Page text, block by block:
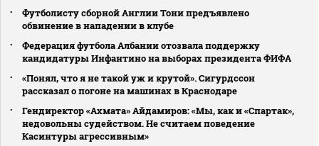
Футболисту сборной Англии Тони предъявлено
обвинение в нападении в клубе
Федерация футбола Албании отозвала поддержку
кандидатуры Инфантино на выборах президента ФИФА
«Понял, что я не такой уж и крутой». Сигурдссон
рассказал о погоне на машинах в Краснодаре
Гендиректор «Ахмата» Айдамиров: «Мы, как и «Спартак»,
недовольны судейством. Не считаем поведение
Касинтуры агрессивным»